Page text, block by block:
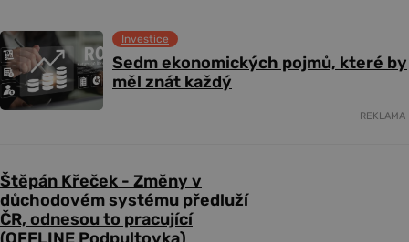
Sedm ekonomických pojmů, které by
měl znát každý
Investice
REKLAMA
Štěpán Křeček - Změny v
důchodovém systému předluží
ČR, odnesou to pracující